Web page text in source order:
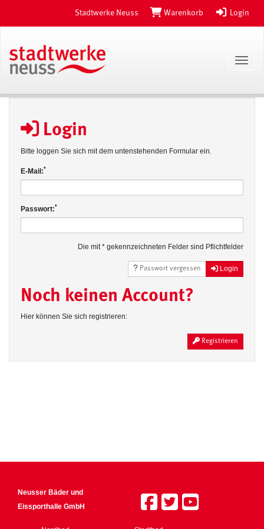
Stadtwerke Neuss Warenkorb Login
Login
Bitte loggen Sie sich mit dem untenstehenden Formular ein.
E-Mail:*
Passwort:*
Die mit * gekennzeichneten Felder sind Pflichtfelder
Passwort vergessen Login
Noch keinen Account?
Hier können Sie sich registrieren:
Registrieren
Neusser Bäder und
Eissporthalle GmbH